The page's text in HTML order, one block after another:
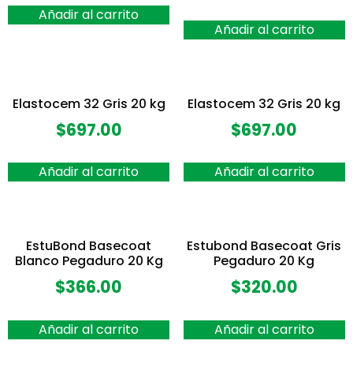
Añadir al carrito
Añadir al carrito
Elastocem 32 Gris 20 kg
$697.00
Añadir al carrito
Elastocem 32 Gris 20 kg
$697.00
Añadir al carrito
EstuBond Basecoat
Blanco Pegaduro 20 Kg
$366.00
Añadir al carrito
Estubond Basecoat Gris
Pegaduro 20 Kg
$320.00
Añadir al carrito